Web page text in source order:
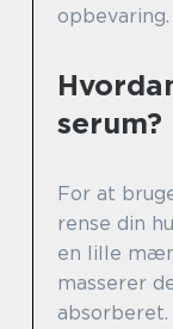
opbevaring.
serum?
For at
rense din
en lille
masserer